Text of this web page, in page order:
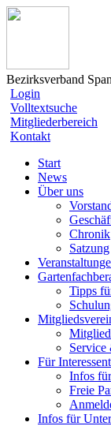
Bezirksverband
Login
Volltextsuche
Mitgliederbereich
Kontakt
Start
News
Über uns
Chronik
Satzung
Tipps
Service
Für
Infos
Freie
Infos für